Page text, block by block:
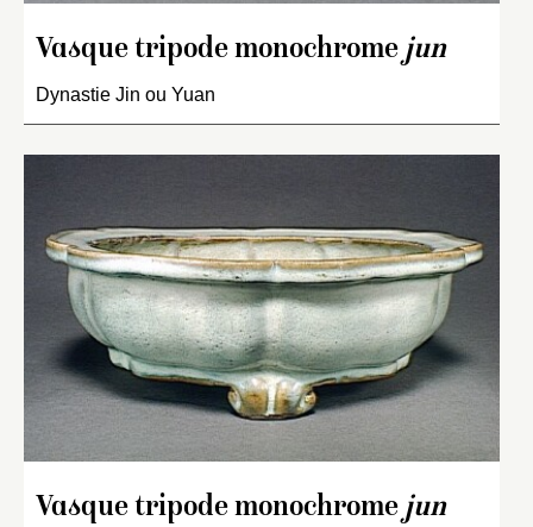
Vasque tripode monochrome jun
Dynastie Jin ou Yuan
Vasque tripode monochrome jun